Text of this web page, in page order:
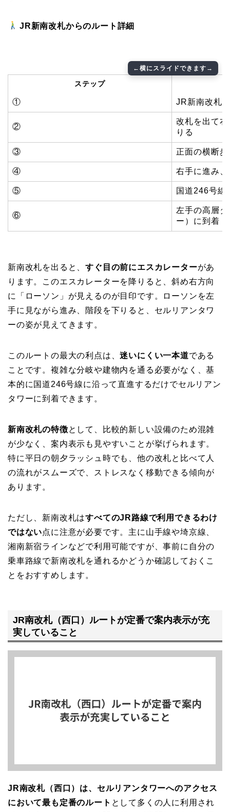
JR新南改札からのルート詳細
ステップ
① JR新南改札
②
改札を出て
りる
③ 正面の横断
④ 右手に進み
⑤ 国道246号線
⑥
左手の高層
ー）に到着
新南改札を出ると、すぐ目の前にエスカレーターがあ
ります。このエスカレーターを降りると、斜め右方向
に「ローソン」が見えるのが目印です。ローソンを左
手に見ながら進み、階段を下りると、セルリアンタワ
ーの姿が見えてきます。
このルートの最大の利点は、迷いにくい一本道である
ことです。複雑な分岐や建物内を通る必要がなく、基
本的に国道246号線に沿って直進するだけでセルリアン
タワーに到着できます。
新南改札の特徴として、比較的新しい設備のため混雑
が少なく、案内表示も見やすいことが挙げられます。
特に平日の朝夕ラッシュ時でも、他の改札と比べて人
の流れがスムーズで、ストレスなく移動できる傾向が
あります。
ただし、新南改札はすべてのJR路線で利用できるわけ
ではない点に注意が必要です。主に山手線や埼京線、
湘南新宿ラインなどで利用可能ですが、事前に自分の
乗車路線で新南改札を通れるかどうか確認しておくこ
とをおすすめします。
JR南改札（西口）ルートが定番で案内表示が充
実していること
JR南改札（西口）は、セルリアンタワーへのアクセス
において最も定番のルート として多くの人に利用され